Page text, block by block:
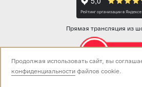
Прямая трансляция из
Звоните нам:
Продолжая использовать сайт, вы
конфиденциальностифайлов cookie.